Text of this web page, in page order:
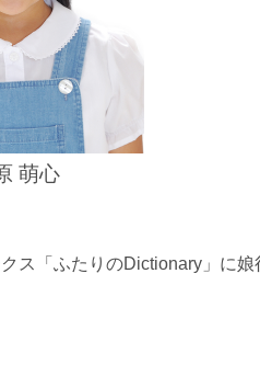
萌心
ス「ふたりのDictionary」に娘